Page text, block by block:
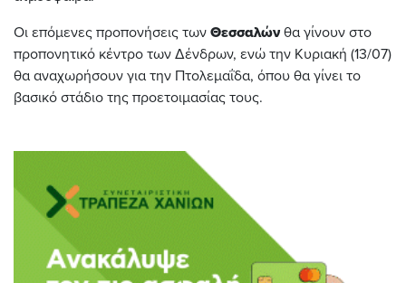
Οι επόμενες προπονήσεις των Θεσσαλών θα γίνουν στο
προπονητικό κέντρο των Δένδρων, ενώ την Κυριακή (13/07)
θα αναχωρήσουν για την Πτολεμαΐδα, όπου θα γίνει το
βασικό στάδιο της προετοιμασίας τους.